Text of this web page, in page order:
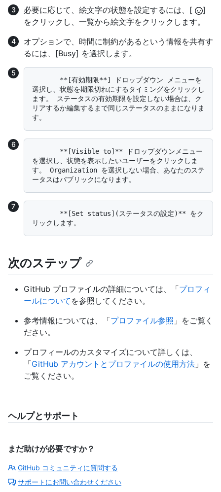
必要に応じて、絵文字の状態を設定するには、[
]
をクリックし、一覧から絵文字をクリックします。
オプションで、時間に制約があるという情報を共有す
るには、[Busy] を選択します。
選択し、状態を期限切れにするタイミングをクリックし
ます。 ステータスの有効期限を設定しない場合は、ク
リアするか編集するまで同じステータスのままになりま
を選択し、状態を表示したいユーザーをクリックしま
す。 Organization を選択しない場合、あなたのステ
次のステップ
GitHub プロファイルの詳細については、「プロフィ
ールについて を参照してください。
参考情報については、「プロファイル参照 」をご覧く
ださい。
プロフィールのカスタマイズについて詳しくは、
「GitHub アカウントとプロファイルの使用方法 」を
ご覧ください。
ヘルプとサポート
まだ助けが必要ですか？
GitHub コミュニティに質問する
サポートにお問い合わせください